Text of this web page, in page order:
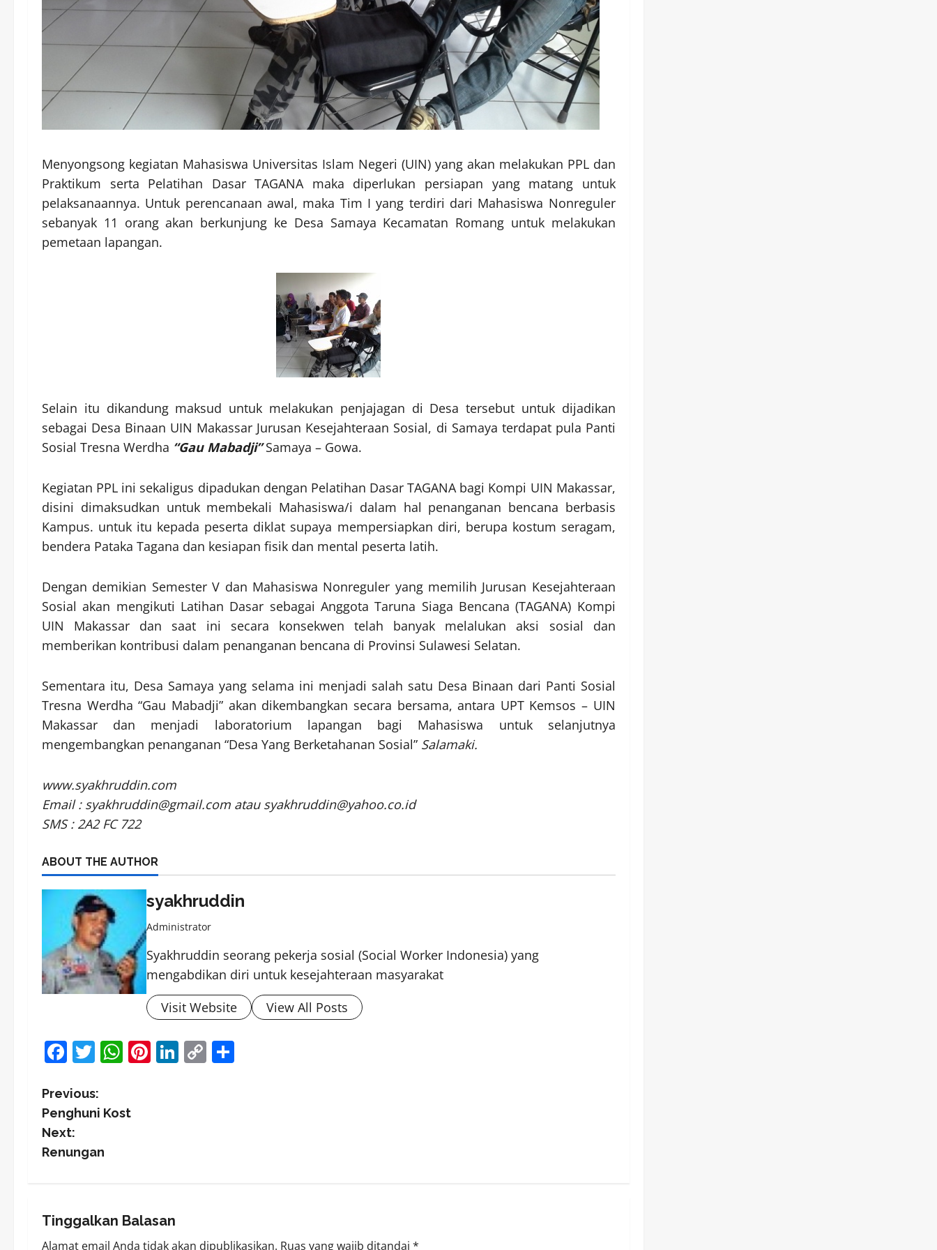
Menyongsong kegiatan Mahasiswa Universitas Islam Negeri (UIN) yang akan melakukan PPL dan
Praktikum serta Pelatihan Dasar TAGANA maka diperlukan persiapan yang matang untuk
pelaksanaannya. Untuk perencanaan awal, maka Tim I yang terdiri dari Mahasiswa Nonreguler
sebanyak 11 orang akan berkunjung ke Desa Samaya Kecamatan Romang untuk melakukan
pemetaan lapangan.
Selain itu dikandung maksud untuk melakukan penjajagan di Desa tersebut untuk dijadikan
sebagai Desa Binaan UIN Makassar Jurusan Kesejahteraan Sosial, di Samaya terdapat pula Panti
Sosial Tresna Werdha “Gau Mabadji”Samaya – Gowa.
Kegiatan PPL ini sekaligus dipadukan dengan Pelatihan Dasar TAGANA bagi Kompi UIN Makassar,
disini dimaksudkan untuk membekali Mahasiswa/i dalam hal penanganan bencana berbasis
Kampus. untuk itu kepada peserta diklat supaya mempersiapkan diri, berupa kostum seragam,
bendera Pataka Tagana dan kesiapan fisik dan mental peserta latih.
Dengan demikian Semester V dan Mahasiswa Nonreguler yang memilih Jurusan Kesejahteraan
Sosial akan mengikuti Latihan Dasar sebagai Anggota Taruna Siaga Bencana (TAGANA) Kompi
UIN Makassar dan saat ini secara konsekwen telah banyak melalukan aksi sosial dan
memberikan kontribusi dalam penanganan bencana di Provinsi Sulawesi Selatan.
Sementara itu, Desa Samaya yang selama ini menjadi salah satu Desa Binaan dari Panti Sosial
Tresna Werdha “Gau Mabadji” akan dikembangkan secara bersama, antara UPT Kemsos – UIN
Makassar dan menjadi laboratorium lapangan bagi Mahasiswa untuk selanjutnya
mengembangkan penanganan “Desa Yang Berketahanan Sosial” Salamaki.
www.syakhruddin.com
Email : syakhruddin@gmail.com atau syakhruddin@yahoo.co.id
SMS : 2A2 FC 722
ABOUT THE AUTHOR
syakhruddin
Administrator
Syakhruddin seorang pekerja sosial (Social Worker Indonesia) yang
mengabdikan diri untuk kesejahteraan masyarakat
Visit Website
View All Posts
Facebook
Twitter
WhatsApp
Pinterest
LinkedIn
Copy
P
o
s
n
a
Previous:
Penghuni Kost
Next:
Renungan
Tinggalkan Balasan
Alamat email Anda tidak akan dipublikasikan. Ruas yang wajib ditandai *